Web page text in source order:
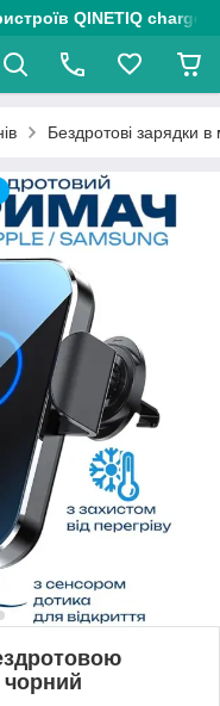
QINETIQ chargers
Бездротові зарядки
чорний